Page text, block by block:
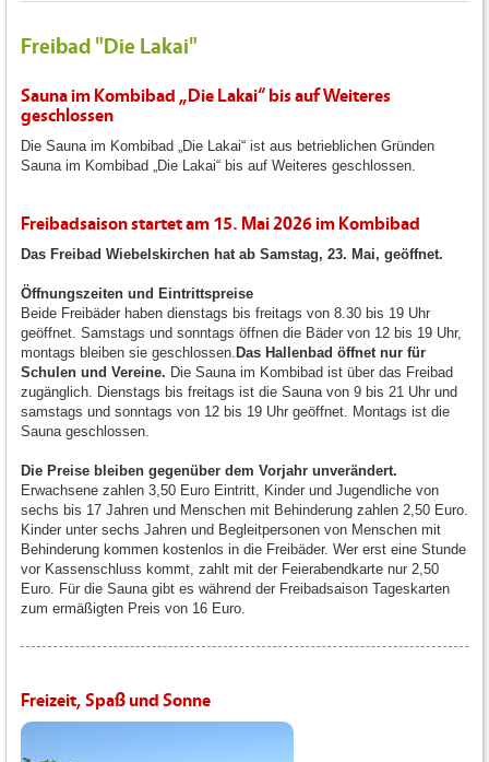
Freibad "Die Lakai"
Sauna im Kombibad „Die Lakai“ bis auf Weiteres
geschlossen
Die Sauna im Kombibad „Die Lakai“ ist aus betrieblichen Gründen
Sauna im Kombibad „Die Lakai“ bis auf Weiteres geschlossen.
Freibadsaison startet am 15. Mai 2026 im Kombibad
Das Freibad Wiebelskirchen hat ab Samstag, 23. Mai, geöffnet.
Öffnungszeiten und Eintrittspreise
Beide Freibäder haben dienstags bis freitags von 8.30 bis 19 Uhr
geöffnet. Samstags und sonntags öffnen die Bäder von 12 bis 19 Uhr,
montags bleiben sie geschlossen. Das Hallenbad öffnet nur für
Schulen und Vereine. Die Sauna im Kombibad ist über das Freibad
zugänglich. Dienstags bis freitags ist die Sauna von 9 bis 21 Uhr und
samstags und sonntags von 12 bis 19 Uhr geöffnet. Montags ist die
Sauna geschlossen.
Die Preise bleiben gegenüber dem Vorjahr unverändert.
Erwachsene zahlen 3,50 Euro Eintritt, Kinder und Jugendliche von
sechs bis 17 Jahren und Menschen mit Behinderung zahlen 2,50 Euro.
Kinder unter sechs Jahren und Begleitpersonen von Menschen mit
Behinderung kommen kostenlos in die Freibäder. Wer erst eine Stunde
vor Kassenschluss kommt, zahlt mit der Feierabendkarte nur 2,50
Euro. Für die Sauna gibt es während der Freibadsaison Tageskarten
zum ermäßigten Preis von 16 Euro.
Freizeit, Spaß und Sonne